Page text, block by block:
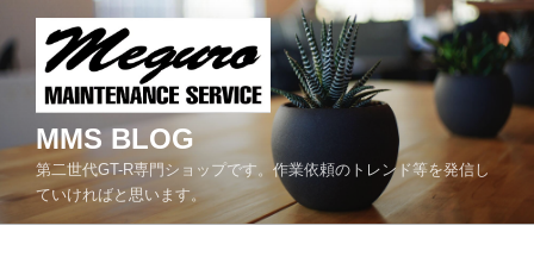
ン
テ
へ
MMS BLOG
第二世代GT-R専門ショップです。作業依頼のトレンド等を発信し
ていければと思います。